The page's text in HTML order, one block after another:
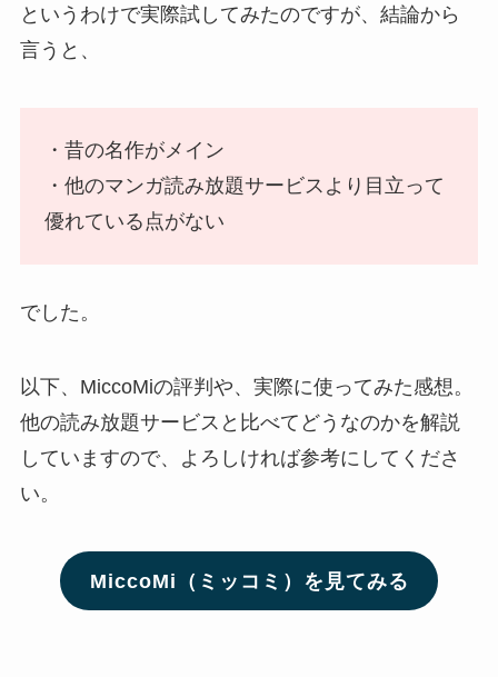
というわけで実際試してみたのですが、結論から
言うと、
・昔の名作がメイン
・他のマンガ読み放題サービスより目立って
優れている点がない
でした。
以下、MiccoMiの評判や、実際に使ってみた感想。
他の読み放題サービスと比べてどうなのかを解説
していますので、よろしければ参考にしてくださ
い。
MiccoMi（ミッコミ）を見てみる